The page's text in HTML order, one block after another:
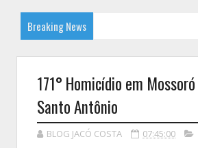
Breaking News
171° Homicídio em
Santo Antônio
BLOG JACÓ COSTA 07:45:00